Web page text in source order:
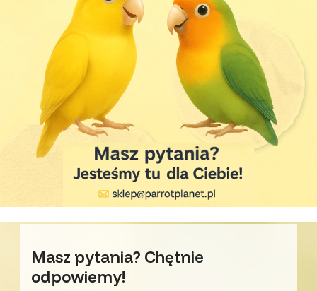
Masz pytania? Chętnie
odpowiemy!